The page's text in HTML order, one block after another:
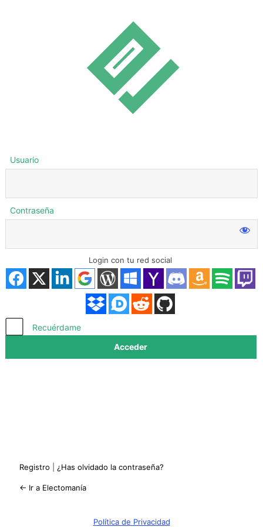
Acceder
Usuario
Contraseña
Login con tu red social
Recuérdame
Registro ¿Has olvidado la contraseña?
← Ir a Electomanía
Política de Privacidad